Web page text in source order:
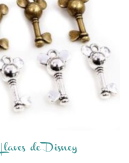
de Disney